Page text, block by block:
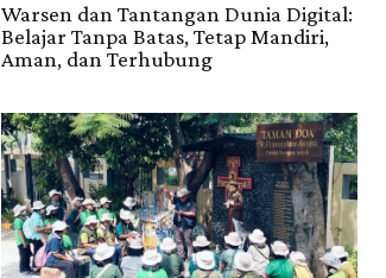
Warsen dan Tantangan Dunia Digital:
Belajar Tanpa Batas, Tetap Mandiri,
Aman, dan Terhubung